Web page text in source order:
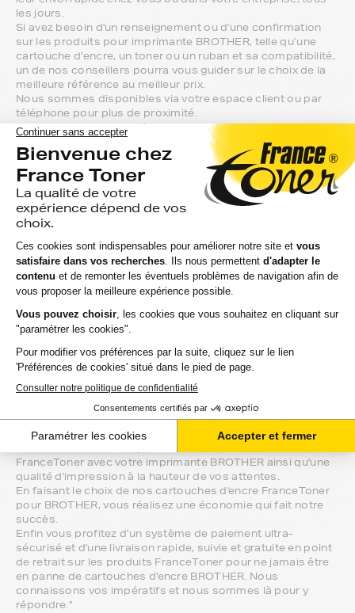
les jours.
Si avez besoin d'un renseignement ou d'une confirmation
sur les produits pour imprimante BROTHER, telle qu’une
cartouche d’encre, un toner ou un ruban et sa compatibilité,
un de nos conseillers pourra vous guider sur le choix de la
meilleure référence au meilleur prix.
Nous sommes disponibles via votre espace client ou par
téléphone pour plus de proximité.
Vous aurez la possibilité de choisir entre plusieurs options
et gammes de notre catalogue, afin de trouver la cartouche
adéquate pour votre machine. Nous proposons des
cartouches d'encre à l'unité ou par système de packs afin
de trouver le meilleur calcul pour un coût à l'impression pas
cher.
3 niveaux de gamme pour votre imprimante
BROTHER sont proposés sur le site :
Les cartouches d'encre FranceToner, 100%
compatible avec votre imprimante BROTHER.
Ces cartouches d'encre offrent une garantie de
deux ans et sont le meilleur rapport qualité / prix
pour la marque BROTHER
Gamme de cartouches d'encre génériques pour
imprimante BROTHER. C'est notre gamme la
moins chère.
Les produits originaux de marque BROTHER
sont également disponibles.
FranceToner avec votre imprimante BROTHER ainsi qu'une
qualité d'impression à la hauteur de vos attentes.
En faisant le choix de nos cartouches d'encre FranceToner
pour BROTHER, vous réalisez une économie qui fait notre
succès.
Enfin vous profitez d'un système de paiement ultra-
sécurisé et d'une livraison rapide, suivie et gratuite en point
de retrait sur les produits FranceToner pour ne jamais être
en panne de cartouches d'encre BROTHER. Nous
connaissons vos impératifs et nous sommes là pour y
répondre."